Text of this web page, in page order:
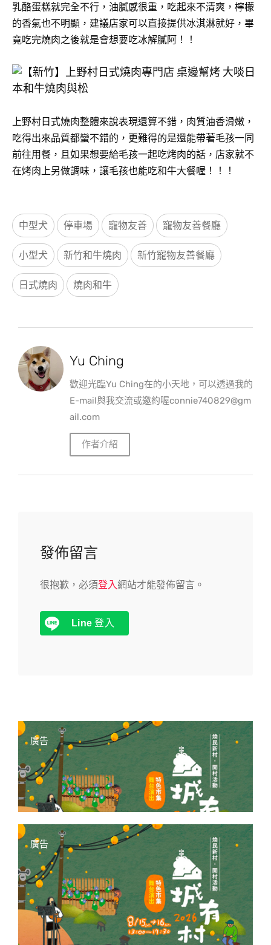
乳酪蛋糕就完全不行，油膩感很重，吃起來不清爽，檸檬
的香氣也不明顯，建議店家可以直接提供冰淇淋就好，畢
竟吃完燒肉之後就是會想要吃冰解膩阿！！
上野村日式燒肉整體來說表現還算不錯，肉質油香滑嫩，
吃得出來品質都蠻不錯的，更難得的是還能帶著毛孩一同
前往用餐，且如果想要給毛孩一起吃烤肉的話，店家就不
在烤肉上另做調味，讓毛孩也能吃和牛大餐喔！！！
中型犬 停車場 寵物友善 寵物友善餐廳
小型犬 新竹和牛燒肉 新竹寵物友善餐廳
日式燒肉 燒肉和牛
Yu Ching
歡迎光臨Yu Ching在的小天地，可以透過我的
E-mail與我交流或邀約喔connie740829@gm
ail.com
作者介紹
發佈留言
很抱歉，必須登入網站才能發佈留言。
Line 登入
廣告
廣告